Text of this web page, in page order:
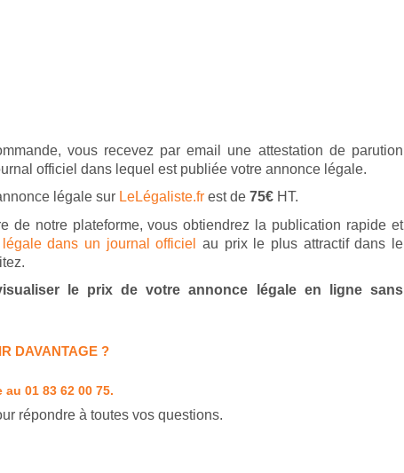
vous recevez par email une attestation de parution
officiel dans lequel est publiée votre annonce légale.
légale sur LeLégaliste.fr est de 75€ HT.
de notre plateforme, vous obtiendrez la publication rapide et
dans un journal officiel
au prix le plus attractif dans le
le prix de votre annonce légale en ligne sans
DAVANTAGE ?
au 01 83 62 00 75.
répondre à toutes vos questions.